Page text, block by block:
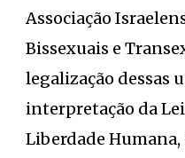
Associação
Bissexuais e
legalização dessas
interpretação da
Liberdade Humana,